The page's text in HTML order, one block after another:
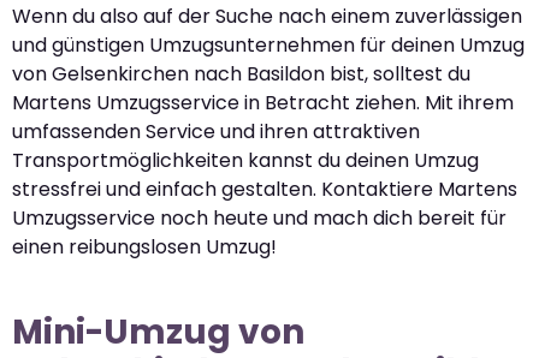
Wenn du also auf der Suche nach einem zuverlässigen
und günstigen Umzugsunternehmen für deinen Umzug
von Gelsenkirchen nach Basildon bist, solltest du
Martens Umzugsservice in Betracht ziehen. Mit ihrem
umfassenden Service und ihren attraktiven
Transportmöglichkeiten kannst du deinen Umzug
stressfrei und einfach gestalten. Kontaktiere Martens
Umzugsservice noch heute und mach dich bereit für
einen reibungslosen Umzug!
Mini-Umzug von